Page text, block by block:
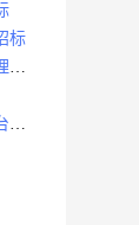
标
办
扩